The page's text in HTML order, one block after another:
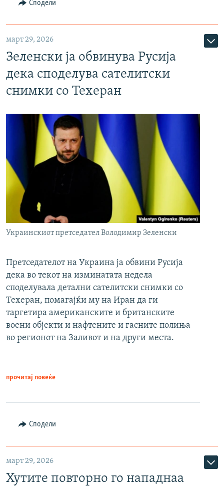
Сподели
март 29, 2026
Зеленски ја обвинува Русија
дека споделува сателитски
снимки со Техеран
Украинскиот претседател Володимир Зеленски
Претседателот на Украина ја обвини Русија
дека во текот на изминатата недела
споделувала детални сателитски снимки со
Техеран, помагајќи му на Иран да ги
таргетира американските и британските
воени објекти и нафтените и гасните полиња
во регионот на Заливот и на други места.
прочитај повеќе
Сподели
март 29, 2026
Хутите повторно го нападнаа